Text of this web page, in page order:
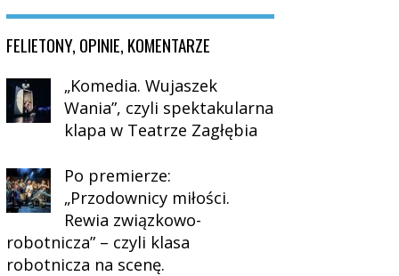
FELIETONY, OPINIE, KOMENTARZE
„Komedia. Wujaszek
Wania”, czyli spektakularna
klapa w Teatrze Zagłębia
Po premierze:
„Przodownicy miłości.
Rewia związkowo-
robotnicza” – czyli klasa
robotnicza na scenę.